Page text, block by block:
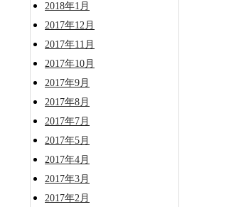
2018年1月
2017年12月
2017年11月
2017年10月
2017年9月
2017年8月
2017年7月
2017年5月
2017年4月
2017年3月
2017年2月